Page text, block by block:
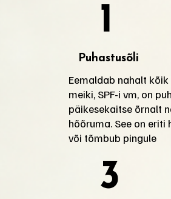
1
Puhastusõli
Eemaldab nahalt
meiki, SPF-i vm, on
päikesekaitse õrnalt
hõõruma. See on eriti
või tõmbub pingule
3